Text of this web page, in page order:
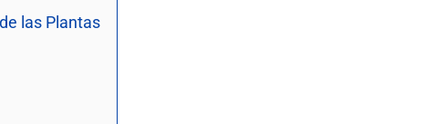
las Plantas